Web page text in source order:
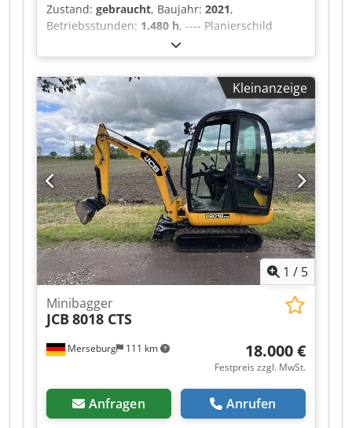
Zustand: gebraucht, Baujahr: 2021,
Betriebsstunden: 1.480 h, ---- Planierschild
Gummiketten Dkodpfxszr Tt Sj Ahijr Monoblock
Radio Klimaanlage 3. Steuerkreis Inkl. Powertilt
HS03 Standort: Würzburg
Kleinanzeige
1 / 5
Merseburg 111 km
Minibagger
JCB 8018 CTS
18.000 €
Festpreis zzgl. MwSt.
Anfragen Anrufen